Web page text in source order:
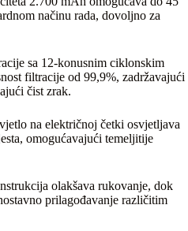
načinu rada, dovoljno za
sa 12-konusnim ciklonskim
filtracije od 99,9%, zadržavajući
čist zrak.
na električnoj četki osvjetljava
omogućavajući temeljitije
olakšava rukovanje, dok
prilagođavanje različitim